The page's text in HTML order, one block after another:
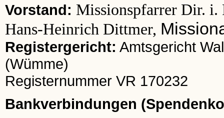
Vorstand: Missionspfarrer Dir. i.
Hans-Heinrich Dittmer,
Registergericht: Amtsgericht
(Wümme)
Registernummer VR 170232
Bankverbindungen